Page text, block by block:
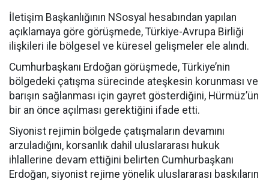
İletişim Başkanlığının NSosyal hesabından yapılan
açıklamaya göre görüşmede, Türkiye-Avrupa Birliği
ilişkileri ile bölgesel ve küresel gelişmeler ele alındı.
Cumhurbaşkanı Erdoğan görüşmede, Türkiye’nin
bölgedeki çatışma sürecinde ateşkesin korunması ve
barışın sağlanması için gayret gösterdiğini, Hürmüz’ün
bir an önce açılması gerektiğini ifade etti.
Siyonist rejimin bölgede çatışmaların devamını
arzuladığını, korsanlık dahil uluslararası hukuk
ihlallerine devam ettiğini belirten Cumhurbaşkanı
Erdoğan, siyonist rejime yönelik uluslararası baskıların